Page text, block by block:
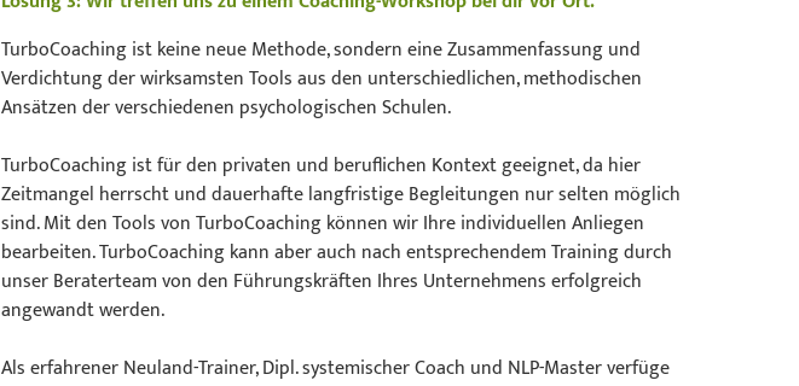
TurboCoaching ist keine neue Methode, sondern eine Zusammenfassung und
Verdichtung der wirksamsten Tools aus den unterschiedlichen, methodischen
Ansätzen der verschiedenen psychologischen Schulen.
TurboCoaching ist für den privaten und beruflichen Kontext geeignet, da hier
Zeitmangel herrscht und dauerhafte langfristige Begleitungen nur selten möglich
sind. Mit den Tools von TurboCoaching können wir Ihre individuellen Anliegen
bearbeiten. TurboCoaching kann aber auch nach entsprechendem Training durch
unser Beraterteam von den Führungskräften Ihres Unternehmens erfolgreich
angewandt werden.
Als erfahrener Neuland-Trainer, Dipl. systemischer Coach und NLP-Master verfüge